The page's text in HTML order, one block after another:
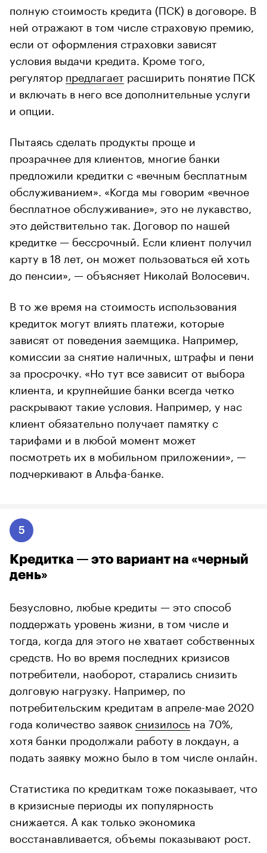
полную стоимость кредита (ПСК) в договоре. В
ней отражают в том числе страховую премию,
если от оформления страховки зависят
условия выдачи кредита. Кроме того,
регулятор предлагает расширить понятие ПСК
и включать в него все дополнительные услуги
и опции.
Пытаясь сделать продукты проще и
прозрачнее для клиентов, многие банки
предложили кредитки с «вечным бесплатным
обслуживанием». «Когда мы говорим «вечное
бесплатное обслуживание», это не лукавство,
это действительно так. Договор по нашей
кредитке — бессрочный. Если клиент получил
карту в 18 лет, он может пользоваться ей хоть
до пенсии», — объясняет Николай Волосевич.
В то же время на стоимость использования
кредиток могут влиять платежи, которые
зависят от поведения заемщика. Например,
комиссии за снятие наличных, штрафы и пени
за просрочку. «Но тут все зависит от выбора
клиента, и крупнейшие банки всегда четко
раскрывают такие условия. Например, у нас
клиент обязательно получает памятку с
тарифами и в любой момент может
посмотреть их в мобильном приложении», —
подчеркивают в Альфа-банке.
5
Кредитка — это вариант на «черный
день»
Безусловно, любые кредиты — это способ
поддержать уровень жизни, в том числе и
тогда, когда для этого не хватает собственных
средств. Но во время последних кризисов
потребители, наоборот, старались снизить
долговую нагрузку. Например, по
потребительским кредитам в апреле-мае 2020
года количество заявок снизилось на 70%,
хотя банки продолжали работу в локдаун, а
подать заявку можно было в том числе онлайн.
Статистика по кредиткам тоже показывает, что
в кризисные периоды их популярность
снижается. А как только экономика
восстанавливается, объемы показывают рост.